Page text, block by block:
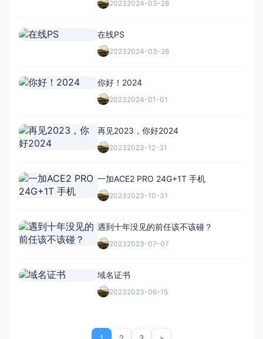
20232024-03-28
在线PS
20232024-03-28
你好！2024
20232024-01-01
再见2023，你好2024
20232023-12-31
一加ACE2 PRO 24G+1T 手机
20232023-10-31
遇到十年没见的前任该不该碰？
20232023-07-07
域名证书
20232023-06-15